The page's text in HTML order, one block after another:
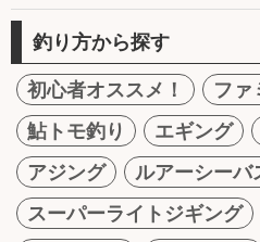
釣り方から探す
初心者オススメ！
ファ
鮎トモ釣り
エギング
アジング
ルアーシーバ
スーパーライトジギング